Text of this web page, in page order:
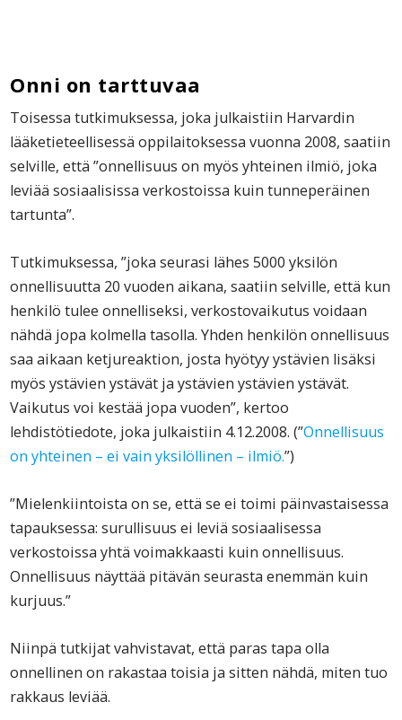
Onni on tarttuvaa
Toisessa tutkimuksessa, joka julkaistiin Harvardin
lääketieteellisessä oppilaitoksessa vuonna 2008, saatiin
selville, että ”onnellisuus on myös yhteinen ilmiö, joka
leviää sosiaalisissa verkostoissa kuin tunneperäinen
tartunta”.
Tutkimuksessa, ”joka seurasi lähes 5000 yksilön
onnellisuutta 20 vuoden aikana, saatiin selville, että kun
henkilö tulee onnelliseksi, verkostovaikutus voidaan
nähdä jopa kolmella tasolla. Yhden henkilön onnellisuus
saa aikaan ketjureaktion, josta hyötyy ystävien lisäksi
myös ystävien ystävät ja ystävien ystävien ystävät.
Vaikutus voi kestää jopa vuoden”, kertoo
lehdistötiedote, joka julkaistiin 4.12.2008. (”Onnellisuus
on yhteinen – ei vain yksilöllinen – ilmiö.”)
”Mielenkiintoista on se, että se ei toimi päinvastaisessa
tapauksessa: surullisuus ei leviä sosiaalisessa
verkostoissa yhtä voimakkaasti kuin onnellisuus.
Onnellisuus näyttää pitävän seurasta enemmän kuin
kurjuus.”
Niinpä tutkijat vahvistavat, että paras tapa olla
onnellinen on rakastaa toisia ja sitten nähdä, miten tuo
rakkaus leviää.